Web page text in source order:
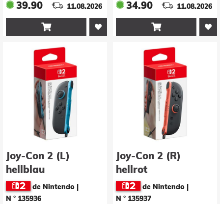
39.90 11.08.2026

34.90 11.08.2026

Joy-Con 2 (L)
hellblau
de Nintendo
N ° 135936
Joy-Con 2 (R)
hellrot
de Nintendo
N ° 135937